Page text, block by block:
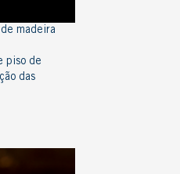
de madeira
piso de
das